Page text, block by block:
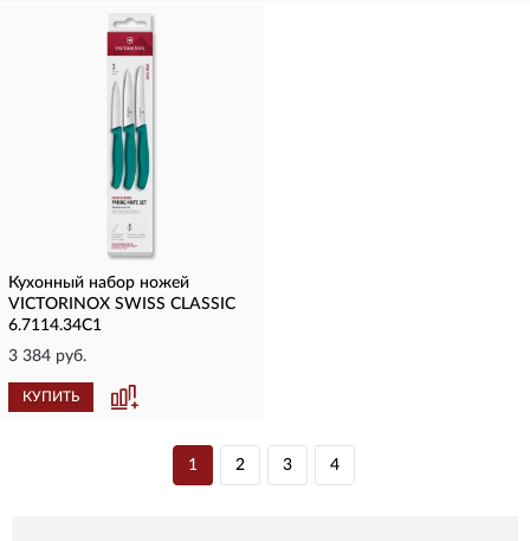
Кухонный набор ножей
VICTORINOX SWISS CLASSIC
6.7114.34C1
3 384 руб.
КУПИТЬ
1 2 3 4